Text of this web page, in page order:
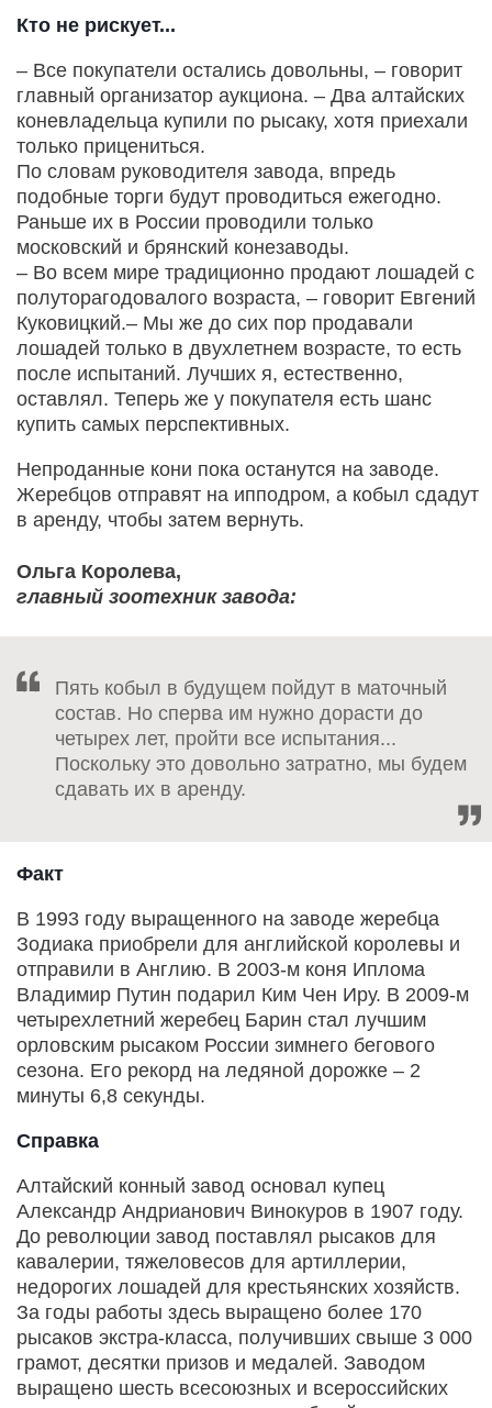
Кто не рискует...
– Все покупатели остались довольны, – говорит
главный организатор аукциона. – Два алтайских
коневладельца купили по рысаку, хотя приехали
только прицениться.
По словам руководителя завода, впредь
подобные торги будут проводиться ежегодно.
Раньше их в России проводили только
московский и брянский конезаводы.
– Во всем мире традиционно продают лошадей с
полуторагодовалого возраста, – говорит Евгений
Куковицкий.– Мы же до сих пор продавали
лошадей только в двухлетнем возрасте, то есть
после испытаний. Лучших я, естественно,
оставлял. Теперь же у покупателя есть шанс
купить самых перспективных.
Непроданные кони пока останутся на заводе.
Жеребцов отправят на ипподром, а кобыл сдадут
в аренду, чтобы затем вернуть.
Ольга Королева,
главный зоотехник завода:
Пять кобыл в будущем пойдут в маточный
состав. Но сперва им нужно дорасти до
четырех лет, пройти все испытания...
Поскольку это довольно затратно, мы будем
сдавать их в аренду.
Факт
В 1993 году выращенного на заводе жеребца
Зодиака приобрели для английской королевы и
отправили в Англию. В 2003-м коня Иплома
Владимир Путин подарил Ким Чен Иру. В 2009-м
четырехлетний жеребец Барин стал лучшим
орловским рысаком России зимнего бегового
сезона. Его рекорд на ледяной дорожке – 2
минуты 6,8 секунды.
Справка
Алтайский конный завод основал купец
Александр Андрианович Винокуров в 1907 году.
До революции завод поставлял рысаков для
кавалерии, тяжеловесов для артиллерии,
недорогих лошадей для крестьянских хозяйств.
За годы работы здесь выращено более 170
рысаков экстра-класса, получивших свыше 3 000
грамот, десятки призов и медалей. Заводом
выращено шесть всесоюзных и всероссийских